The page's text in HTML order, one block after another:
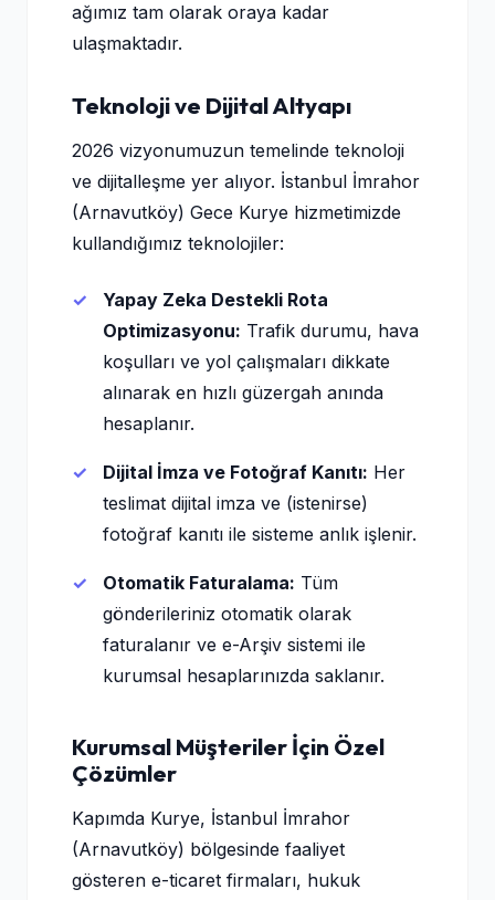
ağımız tam olarak oraya kadar
ulaşmaktadır.
Teknoloji ve Dijital Altyapı
2026 vizyonumuzun temelinde teknoloji
ve dijitalleşme yer alıyor. İstanbul İmrahor
(Arnavutköy) Gece Kurye hizmetimizde
kullandığımız teknolojiler:
Yapay Zeka Destekli Rota
Optimizasyonu: Trafik durumu, hava
koşulları ve yol çalışmaları dikkate
alınarak en hızlı güzergah anında
hesaplanır.
Dijital İmza ve Fotoğraf Kanıtı: Her
teslimat dijital imza ve (istenirse)
fotoğraf kanıtı ile sisteme anlık işlenir.
Otomatik Faturalama: Tüm
gönderileriniz otomatik olarak
faturalanır ve e-Arşiv sistemi ile
kurumsal hesaplarınızda saklanır.
Kurumsal Müşteriler İçin Özel
Çözümler
Kapımda Kurye, İstanbul İmrahor
(Arnavutköy) bölgesinde faaliyet
gösteren e-ticaret firmaları, hukuk